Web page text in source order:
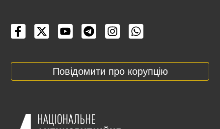
Повідомити про корупцію